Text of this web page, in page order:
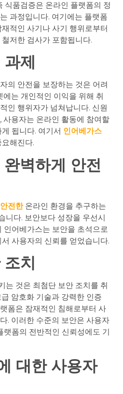
식품검증은 온라인 플랫폼의 정
과정입니다. 여기에는 플랫폼
적인 사기나 사기 행위로부터
저한 검사가 포함됩니다.
과제
의 안전을 보장하는 것은 어려
는 개인적인 이익을 위해 취
인 행위자가 넘쳐납니다. 신원
사용자는 온라인 활동에 참여할
됩니다. 여기서 인어베가스
해진다.
벽하게 안전
안전한온라인 환경을 추구하는
니다. 보안보다 성장을 우선시
인어베가스는 보안을 초석으로
사용자의 신뢰를 얻었습니다.
치
는 것은 최첨단 보안 조치를 취
암호화 기술과 강력한 인증
폼은 잠재적인 침해로부터 사
. 이러한 수준의 보안은 사용자
폼의 전반적인 신뢰성에도 기
대한 사용자